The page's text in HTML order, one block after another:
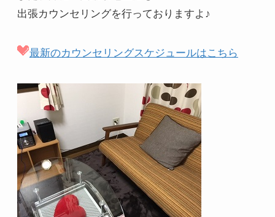
出張カウンセリングを行っておりますよ♪
最新のカウンセリングスケジュールはこちら